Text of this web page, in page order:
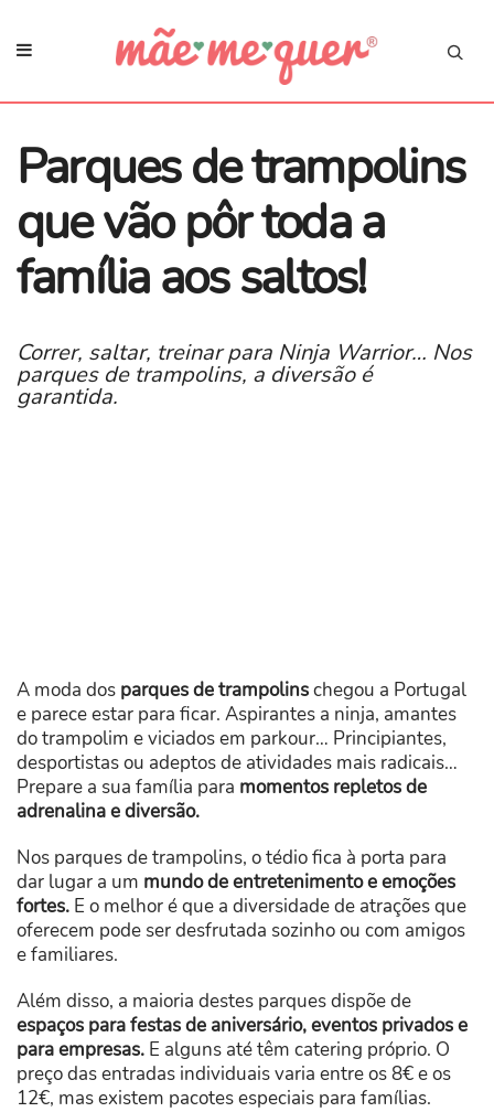
Parques de trampolins
que vão pôr toda a
família aos saltos!
Correr, saltar, treinar para Ninja Warrior… Nos
parques de trampolins, a diversão é
garantida.
A moda dos parques de trampolinschegou a Portugal
e parece estar para ficar. Aspirantes a ninja, amantes
do trampolim e viciados em parkour… Principiantes,
desportistas ou adeptos de atividades mais radicais…
Prepare a sua família para momentos repletos de
adrenalina e diversão.
Nos parques de trampolins, o tédio fica à porta para
dar lugar a um mundo de entretenimento e emoções
fortes. E o melhor é que a diversidade de atrações que
oferecem pode ser desfrutada sozinho ou com amigos
e familiares.
Além disso, a maioria destes parques dispõe de
espaços para festas de aniversário, eventos privados e
para empresas. E alguns até têm catering próprio. O
preço das entradas individuais varia entre os 8€ e os
12€, mas existem pacotes especiais para famílias.